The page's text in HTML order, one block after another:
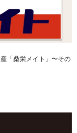
「桑栄メイト」〜その